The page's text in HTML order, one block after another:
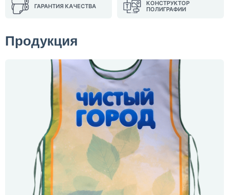
ГАРАНТИЯ КАЧЕСТВА
КОНСТРУКТОР
ПОЛИГРАФИИ
Продукция